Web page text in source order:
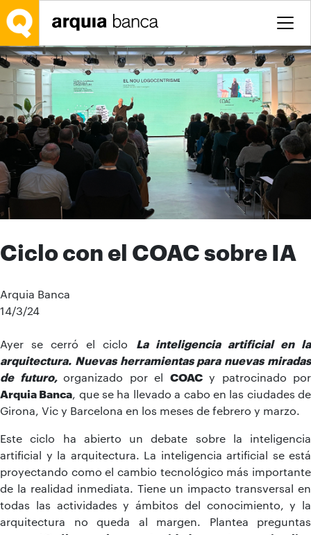
Saltar al contenido principal
Ciclo con el COAC sobre IA
Arquia Banca
14/3/24
Ayer se cerró el ciclo La inteligencia artificial en la
arquitectura. Nuevas herramientas para nuevas miradas
de futuro, organizado por el COACy patrocinado por
Arquia Banca , que se ha llevado a cabo en las ciudades de
Girona, Vic y Barcelona en los meses de febrero y marzo.
Este ciclo ha abierto un debate sobre la inteligencia
artificial y la arquitectura. La inteligencia artificial se está
proyectando como el cambio tecnológico más importante
de la realidad inmediata. Tiene un impacto transversal en
todas las actividades y ámbitos del conocimiento, y la
arquitectura no queda al margen. Plantea preguntas